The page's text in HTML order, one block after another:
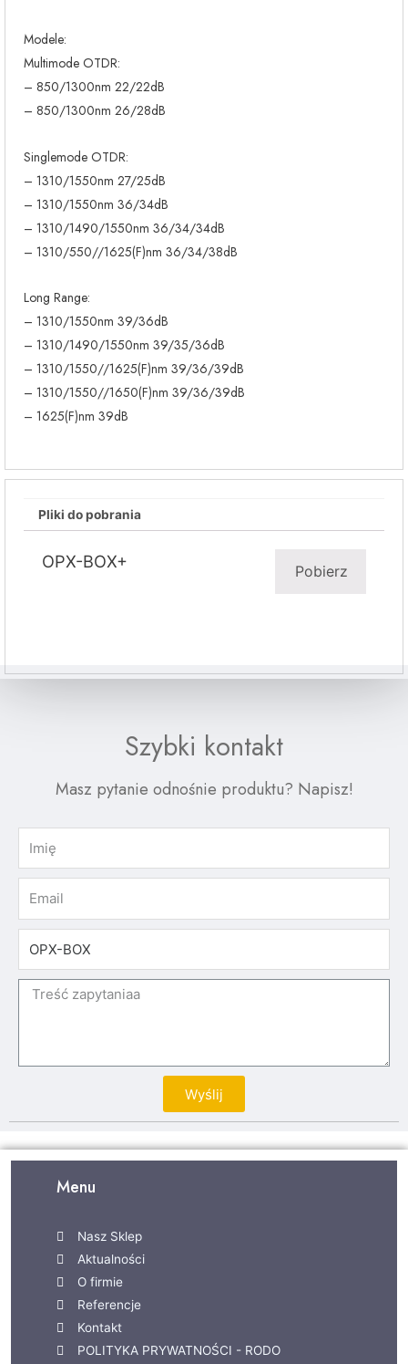
Modele:
Multimode OTDR:
– 850/1300nm 22/22dB
– 850/1300nm 26/28dB
Singlemode OTDR:
– 1310/1550nm 27/25dB
– 1310/1550nm 36/34dB
– 1310/1490/1550nm 36/34/34dB
– 1310/550//1625(F)nm 36/34/38dB
Long Range:
– 1310/1550nm 39/36dB
– 1310/1490/1550nm 39/35/36dB
– 1310/1550//1625(F)nm 39/36/39dB
– 1310/1550//1650(F)nm 39/36/39dB
– 1625(F)nm 39dB
Pliki do pobrania
OPX-BOX+ Pobierz
Szybki kontakt
Masz pytanie odnośnie produktu? Napisz!
Wyślij
Menu
Nasz Sklep
Aktualności
O firmie
Referencje
Kontakt
POLITYKA PRYWATNOŚCI - RODO